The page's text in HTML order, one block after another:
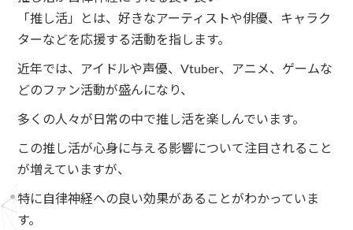
「推し活」とは、好きなアーティストや俳優、キャラク
ターなどを応援する活動を指します。
近年では、アイドルや声優、Vtuber、アニメ、ゲームな
どのファン活動が盛んになり、
多くの人々が日常の中で推し活を楽しんでいます。
この推し活が心身に与える影響について注目されること
が増えていますが、
特に自律神経への良い効果があることがわかっていま
す。